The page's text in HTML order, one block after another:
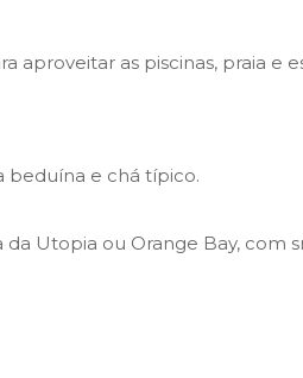
aproveitar as piscinas, praia e
beduína e chá típico.
Utopia ou Orange Bay, com